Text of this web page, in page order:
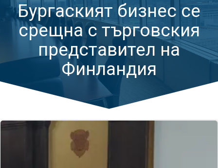
Бургаският бизнес се
срещна с търговския
представител на
Финландия